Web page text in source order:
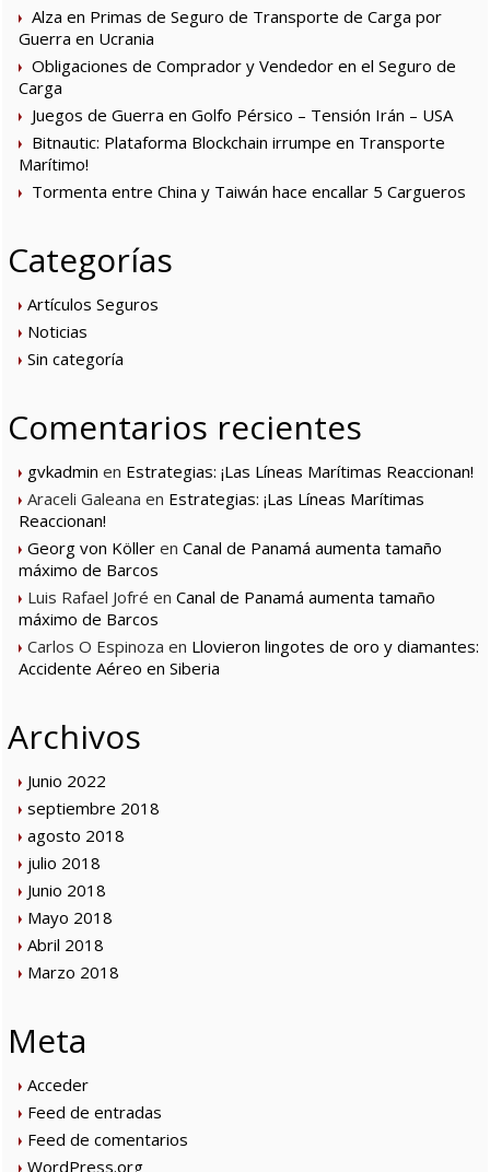
Alza en Primas de Seguro de Transporte de Carga por
Guerra en Ucrania
Obligaciones de Comprador y Vendedor en el Seguro de
Carga
Juegos de Guerra en Golfo Pérsico – Tensión Irán – USA
Bitnautic: Plataforma Blockchain irrumpe en Transporte
Marítimo!
Tormenta entre China y Taiwán hace encallar 5 Cargueros
Categorías
Artículos Seguros
Noticias
Sin categoría
Comentarios recientes
gvkadmin en Estrategias: ¡Las Líneas Marítimas Reaccionan!
Araceli Galeana en Estrategias: ¡Las Líneas Marítimas
Reaccionan!
Georg von Köller enCanal de Panamá aumenta tamaño
máximo de Barcos
Luis Rafael Jofré enCanal de Panamá aumenta tamaño
máximo de Barcos
Carlos O Espinoza en Llovieron lingotes de oro y diamantes:
Accidente Aéreo en Siberia
Archivos
Junio 2022
septiembre 2018
agosto 2018
julio 2018
Junio 2018
Mayo 2018
Abril 2018
Marzo 2018
Meta
Acceder
Feed de entradas
Feed de comentarios
WordPress.org